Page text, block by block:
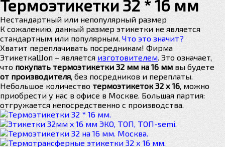
Термоэтикетки 32 * 16 мм
Нестандартный или непопулярный размер
К сожалению, данный размер этикетки не является
стандартным или популярным.Что это значит?
Хватит переплачивать посредникам! Фирма
ЭтикеткаШоп – являетсяизготовителем. Это означает,
чтопокупать термоэтикетки 32 мм на 16 ммвы будете
от производителя, без посредников и переплаты.
Небольшое количествотермоэтикеток 32 х 16, можно
приобрести у нас в офисе в Москве. Большая партия:
отгружается непосредственно с производства.